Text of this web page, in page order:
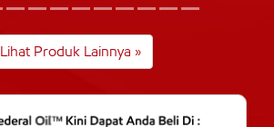
Lihat Produk Lainnya »